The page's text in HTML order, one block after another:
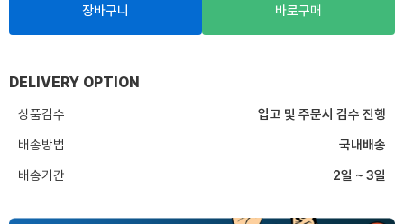
장바구니 바로구매
DELIVERY OPTION
상품검수
입고 및 주문시 검수 진행
배송방법
국내배송
배송기간
2일 ~ 3일